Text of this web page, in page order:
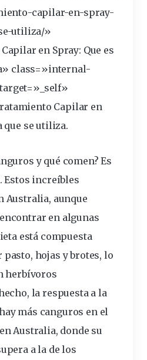
capilar-en-spray-
utiliza/»
en Spray: Que es
class=»internal-
Capilar en
que se utiliza.
y qué comen? Es
Estos increíbles
Australia, aunque
en algunas
está compuesta
hojas y brotes, lo
herbívoros
larespuesta a la
más canguros en el
Australia, donde su
a la de los